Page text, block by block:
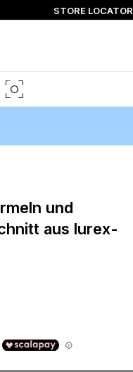
STORE LOCATOR
aus lurex-